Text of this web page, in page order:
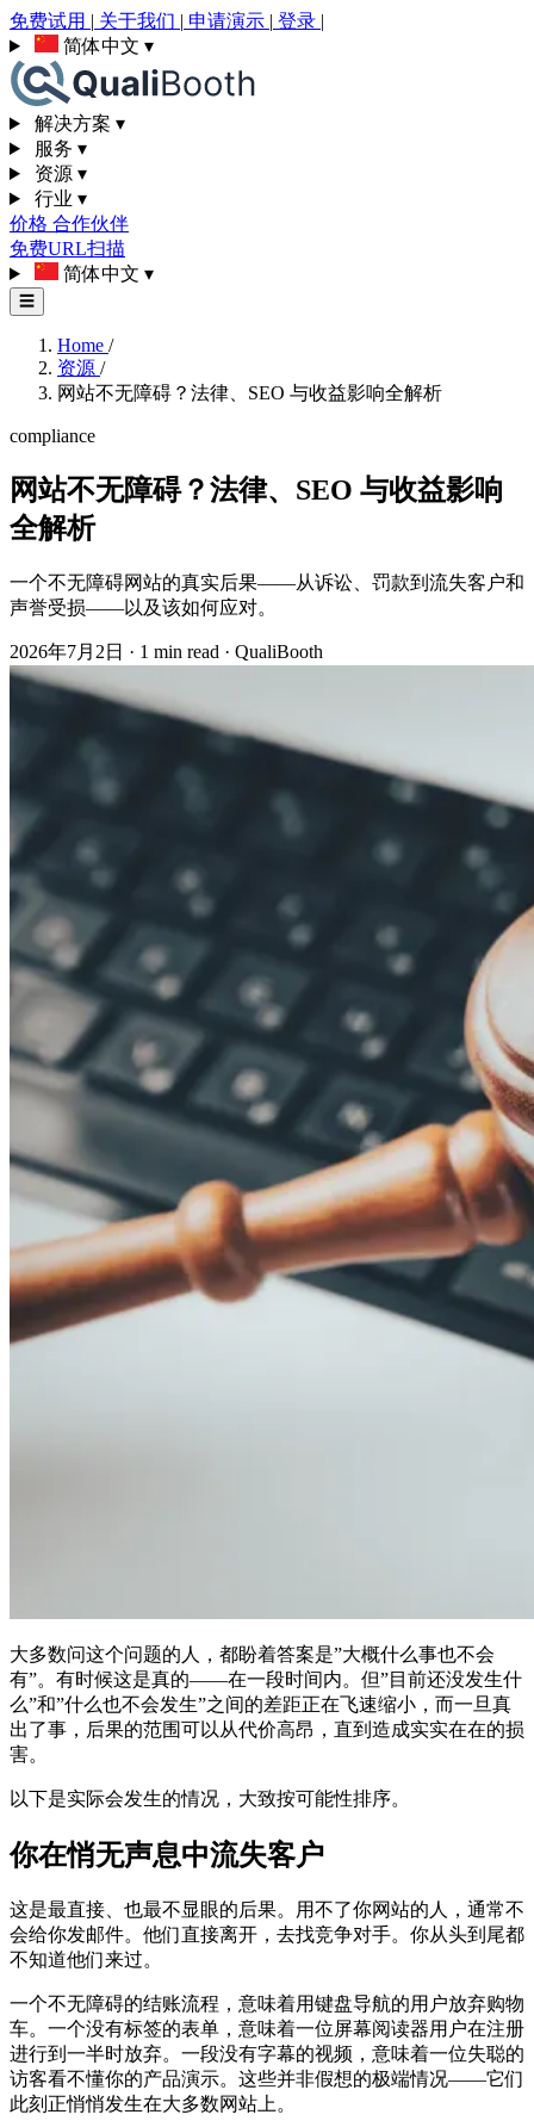
免费试用 | 关于我们 | 申请演示 | 登录 |
简体中文 ▾
解决方案 ▾
服务 ▾
资源 ▾
行业 ▾
价格 合作伙伴
免费URL扫描
简体中文 ▾
☰
Home /
资源 /
网站不无障碍？法律、SEO 与收益影响全解析
compliance
网站不无障碍？法律、SEO 与收益影响
全解析
一个不无障碍网站的真实后果——从诉讼、罚款到流失客户和
声誉受损——以及该如何应对。
2026年7月2日 · 1 min read · QualiBooth
大多数问这个问题的人，都盼着答案是”大概什么事也不会
有”。有时候这是真的——在一段时间内。但”目前还没发生什
么”和”什么也不会发生”之间的差距正在飞速缩小，而一旦真
出了事，后果的范围可以从代价高昂，直到造成实实在在的损
害。
以下是实际会发生的情况，大致按可能性排序。
你在悄无声息中流失客户
这是最直接、也最不显眼的后果。用不了你网站的人，通常不
会给你发邮件。他们直接离开，去找竞争对手。你从头到尾都
不知道他们来过。
一个不无障碍的结账流程，意味着用键盘导航的用户放弃购物
车。一个没有标签的表单，意味着一位屏幕阅读器用户在注册
进行到一半时放弃。一段没有字幕的视频，意味着一位失聪的
访客看不懂你的产品演示。这些并非假想的极端情况——它们
此刻正悄悄发生在大多数网站上。